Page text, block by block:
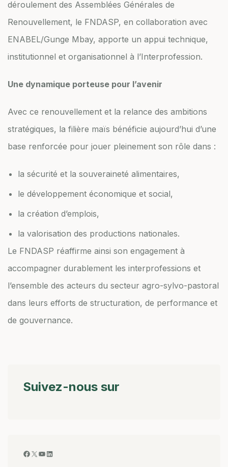
déroulement des Assemblées Générales de
Renouvellement, le FNDASP, en collaboration avec
ENABEL/Gunge Mbay, apporte un appui technique,
institutionnel et organisationnel à l’Interprofession.
Une dynamique porteuse pour l’avenir
Avec ce renouvellement et la relance des ambitions
stratégiques, la filière maïs bénéficie aujourd’hui d’une
base renforcée pour jouer pleinement son rôle dans :
la sécurité et la souveraineté alimentaires,
le développement économique et social,
la création d’emplois,
la valorisation des productions nationales.
Le FNDASP réaffirme ainsi son engagement à
accompagner durablement les interprofessions et
l’ensemble des acteurs du secteur agro-sylvo-pastoral
dans leurs efforts de structuration, de performance et
de gouvernance.
Suivez-nous sur